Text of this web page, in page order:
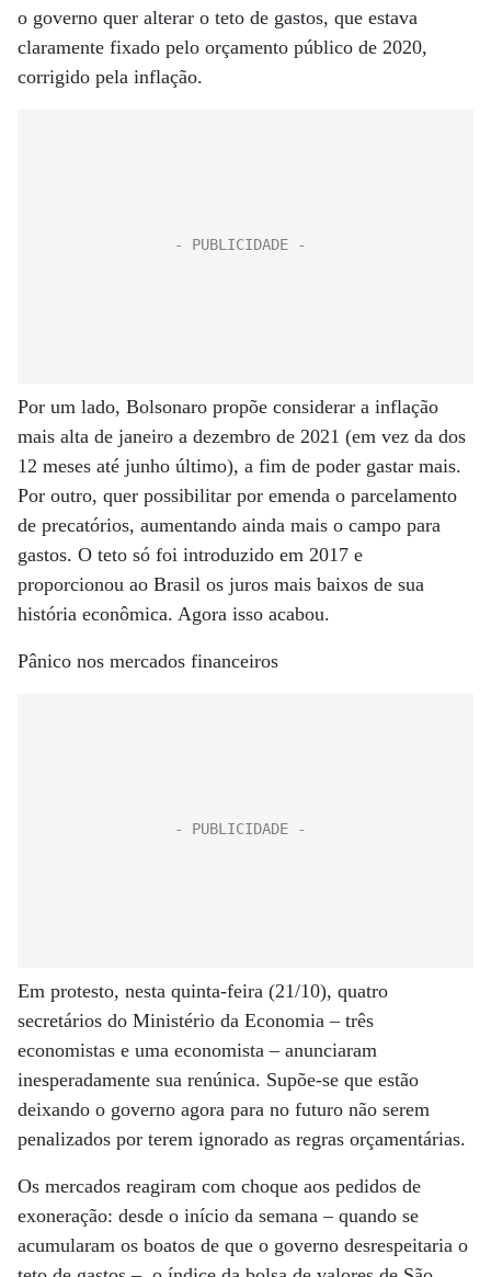
o governo quer alterar o teto de gastos, que estava
claramente fixado pelo orçamento público de 2020,
corrigido pela inflação.
Por um lado, Bolsonaro propõe considerar a inflação
mais alta de janeiro a dezembro de 2021 (em vez da dos
12 meses até junho último), a fim de poder gastar mais.
Por outro, quer possibilitar por emenda o parcelamento
de precatórios, aumentando ainda mais o campo para
gastos. O teto só foi introduzido em 2017 e
proporcionou ao Brasil os juros mais baixos de sua
história econômica. Agora isso acabou.
Pânico nos mercados financeiros
Em protesto, nesta quinta-feira (21/10), quatro
secretários do Ministério da Economia – três
economistas e uma economista – anunciaram
inesperadamente sua renúnica. Supõe-se que estão
deixando o governo agora para no futuro não serem
penalizados por terem ignorado as regras orçamentárias.
Os mercados reagiram com choque aos pedidos de
exoneração: desde o início da semana – quando se
acumularam os boatos de que o governo desrespeitaria o